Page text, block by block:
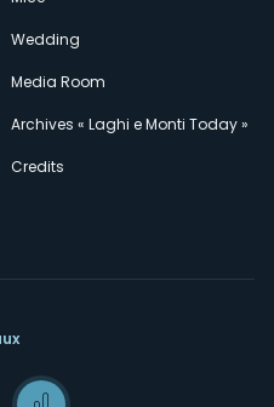
Wedding
Media Room
Archives « Laghi e Monti Today »
Credits